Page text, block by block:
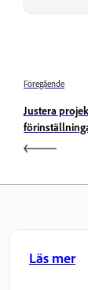
Föregående
Justera
Läs mer